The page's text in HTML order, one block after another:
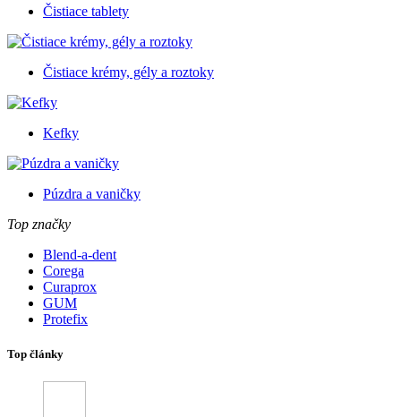
Čistiace tablety
Čistiace krémy, gély a roztoky
Kefky
Púzdra a vaničky
Top značky
Blend-a-dent
Corega
Curaprox
GUM
Protefix
Top články